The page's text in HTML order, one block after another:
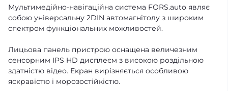
Мультимедійно-навігаційна система FORS.auto являє
собою універсальну 2DIN автомагнітолу з широким
спектром функціональних можливостей.
Лицьова панель пристрою оснащена величезним
сенсорним IPS HD дисплеєм з високою роздільною
здатністю відео. Екран вирізняється особливою
яскравістю і морозостійкістю.